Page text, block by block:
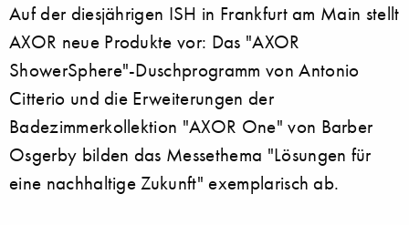
Auf der diesjährigen ISH in Frankfurt am Main stellt
AXOR neue Produkte vor: Das "AXOR
ShowerSphere"-Duschprogramm von Antonio
Citterio und die Erweiterungen der
Badezimmerkollektion "AXOR One" von Barber
Osgerby bilden das Messethema "Lösungen für
eine nachhaltige Zukunft" exemplarisch ab.